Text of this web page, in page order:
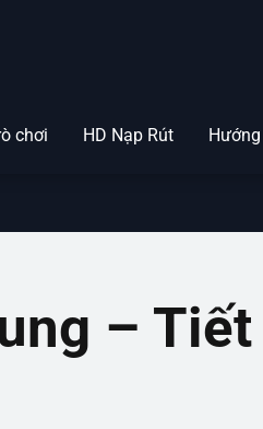
chơi HD Nạp Rút
–